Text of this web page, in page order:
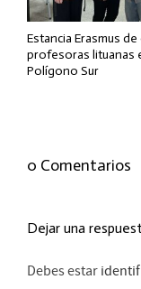
Estancia Erasmus
profesoras lituanas
Polígono Sur
0 Comentarios
Dejar una
Debes estar